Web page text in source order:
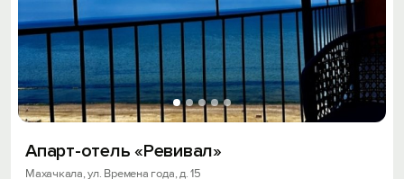
Апарт-отель «Ревивал»
Махачкала, ул. Времена года, д. 15